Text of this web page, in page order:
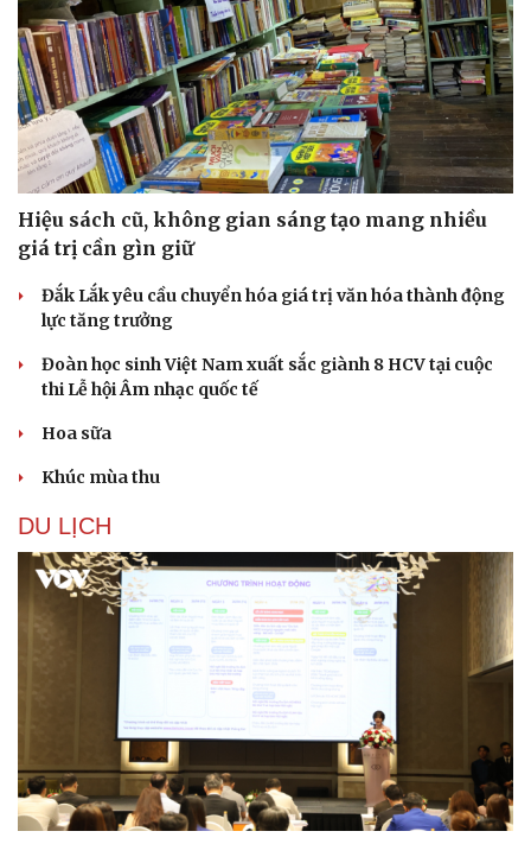
Sân khấu - Điện ảnh
Giải trí
Nghệ sĩ
Thời trang
Hiệu sách cũ, không gian sáng tạo mang nhiều
giá trị cần gìn giữ
Đắk Lắk yêu cầu chuyển hóa giá trị văn hóa thành động
lực tăng trưởng
Đoàn học sinh Việt Nam xuất sắc giành 8 HCV tại cuộc
thi Lễ hội Âm nhạc quốc tế
Hoa sữa
Khúc mùa thu
DU LỊCH